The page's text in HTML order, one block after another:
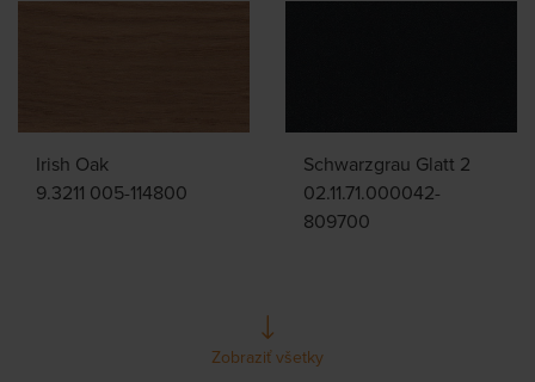
Irish Oak
9.3211 005-114800
Schwarzgrau Glatt 2
02.11.71.000042-
809700
Zobraziť všetky